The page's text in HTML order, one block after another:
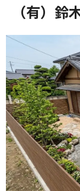
（有）鈴